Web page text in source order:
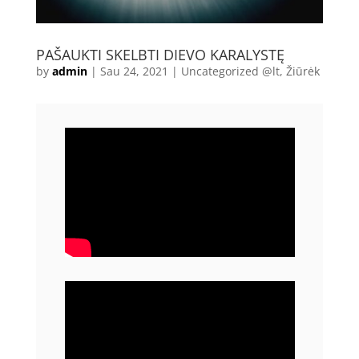
PAŠAUKTI SKELBTI DIEVO KARALYSTĘ
by admin| Sau 24, 2021 | Uncategorized @lt, Žiūrėk